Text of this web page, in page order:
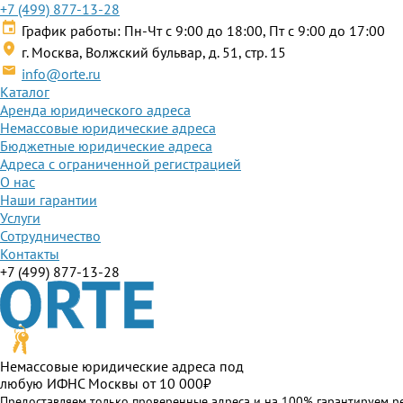
+7 (499) 877-13-28
График работы: Пн-Чт с 9:00 до 18:00, Пт с 9:00 до 17:00
г. Москва, Волжский бульвар, д. 51, стр. 15
info@orte.ru
Каталог
Аренда юридического адреса
Немассовые юридические адреса
Бюджетные юридические адреса
Адреса с ограниченной регистрацией
О нас
Наши гарантии
Услуги
Сотрудничество
Контакты
+7 (499) 877-13-28
Немассовые юридические адреса под
любую ИФНС Москвы от 10 000₽